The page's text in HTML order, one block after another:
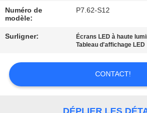
COMPANY
NEWS
PLAN
DU
Numéro de
modèle:
P7.62-S12
Surligner: Écrans LED à haute
Tableau d'affichage LED
CONTACT!
DÉPLIER LES